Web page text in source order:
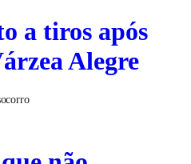
a tiros após
Alegre